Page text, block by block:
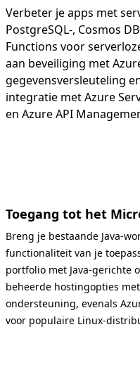
Verbeter je apps met
PostgreSQL-, Cosmos
Functions voor
aan beveiliging met
gegevensversleuteling
integratie met Azure
en Azure API
Toegang tot het
Breng je bestaande Java-
functionaliteit van je
portfolio met Java-gerichte
beheerde hostingopties
ondersteuning, evenals
voor populaire Linux-